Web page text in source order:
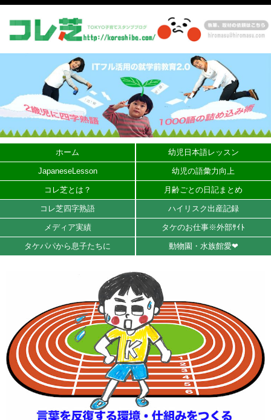
ホーム 幼児日本語レッスン
JapaneseLesson 幼児の語彙力向上
コレ芝とは？ 月齢ごとの日記まとめ
コレ芝四字熟語 ハイリスク出産記録
メディア実績 タケのお仕事※外部ｻｲﾄ
タケパパから息子たちに 動物園・水族館愛❤︎